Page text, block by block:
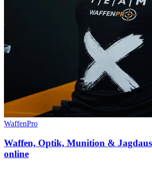
WaffenPro
Waffen, Optik, Munition &
online